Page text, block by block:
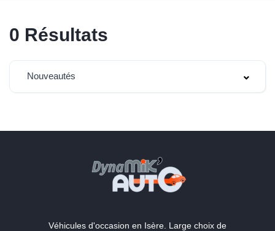
0 Résultats
Nouveautés
Véhicules d'occasion en Isère. Large choix de